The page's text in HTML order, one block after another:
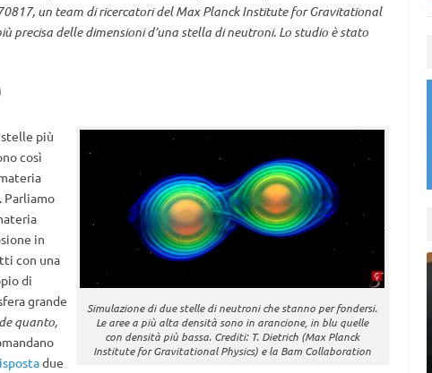
un team di ricercatori del Max Planck Institute for Gravitational
precisa delle dimensioni d’una stella di neutroni. Lo studio è stato
Simulazione di due stelle di neutroni che stanno per fondersi.
Le aree a più alta densità sono in arancione, in blu quelle
con densità più bassa. Crediti: T. Dietrich (Max Planck
Institute for Gravitational Physics) e la Bam Collaboration
più
così
Parliamo
in
con una
di
grande
quanto,
due